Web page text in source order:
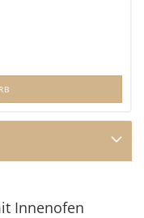
Innenofen